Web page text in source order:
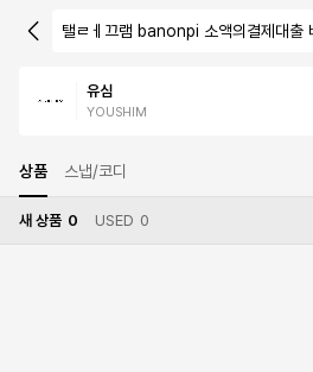
탤ㄹㅔ끄램 banonpi 소액의결제대출
유심
YOUSHIM
상품 스냅/코디
새 상품 0 USED 0